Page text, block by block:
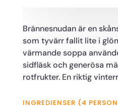
Brännesnudan är en
som tyvärr fallit lite i
värmande soppa
sidfläsk och generösa
rotfrukter. En riktig
INGREDIENSER (4